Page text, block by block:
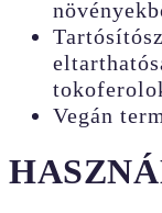
Vegán